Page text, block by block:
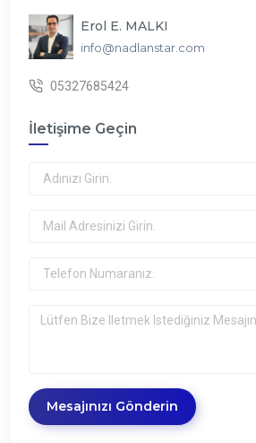
Erol E. MALKI
info@nadlanstar.com
05327685424
İletişime Geçin
Mesajınızı Gönderin